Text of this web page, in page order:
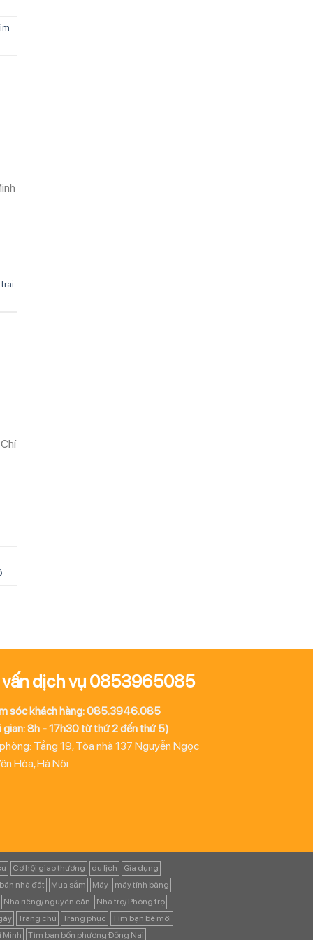
vấn dịch vụ 0853965085
sóc khách hàng: 085.3946.085
gian: 8h - 17h30 từ thứ 2 đến thứ 5)
Tầng 19, Tòa nhà 137 Nguyễn Ngọc
Hòa, Hà Nội
Cơ hội giao thương du lịch
Gia dụng
nhà đất Mua sắm Máy
máy tính bảng
Nhà riêng/ nguyên căn
Nhà trọ/ Phòng trọ
Trang chủ Trang phục
Tìm bạn bè mới
Minh Tìm bạn bốn phương Đồng Nai